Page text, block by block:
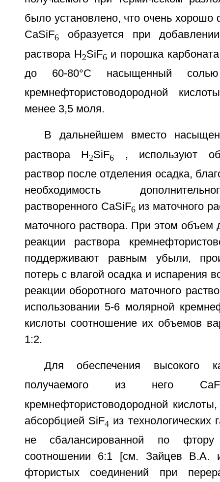
было установлено, что очень хорошо
CaSiF6 образуется при
раствора H2SiF6 и порошка
до 60-80°С насыщенный
кремнефтористоводородной
менее 3,5 моля.
В дальнейшем вместо
раствора H2SiF6
, используют
раствор после отделения осадка,
необходимость
растворенного CaSiF6 из маточного
маточного раствора. При этом объем
реакции раствора
поддерживают равным убыли,
потерь с влагой осадка и испарения
реакции оборотного маточного
использовании 5-6 молярной
кислоты соотношение их объемов
1:2.
Для обеспечения высокого
получаемого из него CaF
кремнефтористоводородной
абсорбцией SiF4 из технологических
не сбалансированной по
соотношении 6:1 [см. Зайцев В.А.
фтористых соединений при